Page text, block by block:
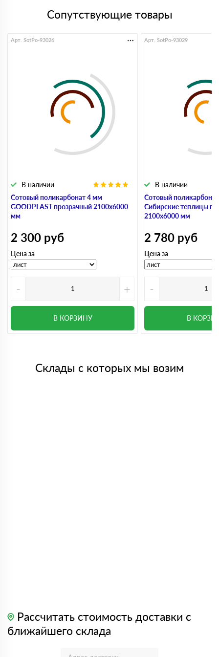
Сопутствующие товары
Сотовый поликарбонат 4 мм
GOODPLAST прозрачный 2100х6000
мм
В наличии
Арт. SotPo-93026
2 300 руб
Цена за
- +
В КОРЗИНУ
Сотовый
Сибирские теплицы
2100х6000 мм
В наличии
Арт. SotPo-93029
2 780 руб
Цена за
-
В
Склады с которых мы возим
Рассчитать стоимость доставки с
ближайшего склада